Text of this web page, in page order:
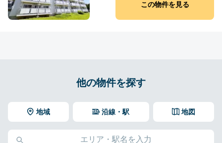
この物件を見る
他の物件を探す
地域 地図
沿線・駅